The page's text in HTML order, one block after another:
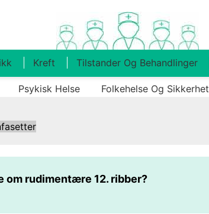
Kreft Tilstander Og Behandlinger
Psykisk Helse Folkehelse Og Sikkerhet
om rudimentære 12. ribber?